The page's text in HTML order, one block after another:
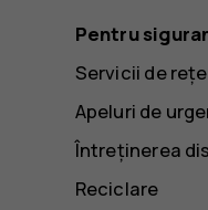
Pentru
Servicii de
Apeluri de
Întreținerea
Reciclare